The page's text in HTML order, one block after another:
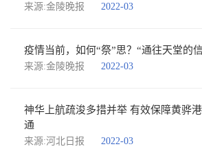
来源:金陵晚报 2022-03
疫情当前，如何“祭”思？“通往天堂的
来源:金陵晚报 2022-03
神华上航疏浚多措并举 有效保障黄骅
通
来源:河北日报 2022-03